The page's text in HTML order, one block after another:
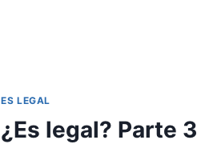
ES LEGAL
¿Es legal? Parte 3